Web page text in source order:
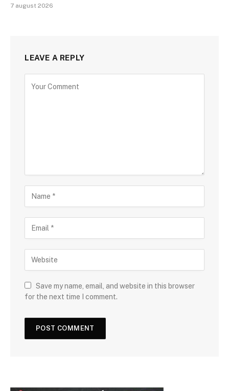
7 august 2026
LEAVE A REPLY
Save my name, email, and website in this browser
for the next time I comment.